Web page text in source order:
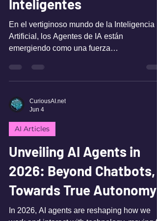
Inteligentes
En el vertiginoso mundo de la Inteligencia
Artificial, los Agentes de IA están
emergiendo como una fuerza
complejas de forma autónoma. Pero, ¿qué
pasaría si pudieran comunicarse y razonar
de una manera fundamentalmente más
eficiente? Recientemente, científicos han
hacer precisamente eso, prometiendo una
inteligentes interactúan. ¿Qué es este
le
CuriousAI.net
Jun 4
AI Articles
Unveiling AI Agents in
2026: Beyond Chatbots,
Towards True Autonomy
In 2026, AI agents are reshaping how we